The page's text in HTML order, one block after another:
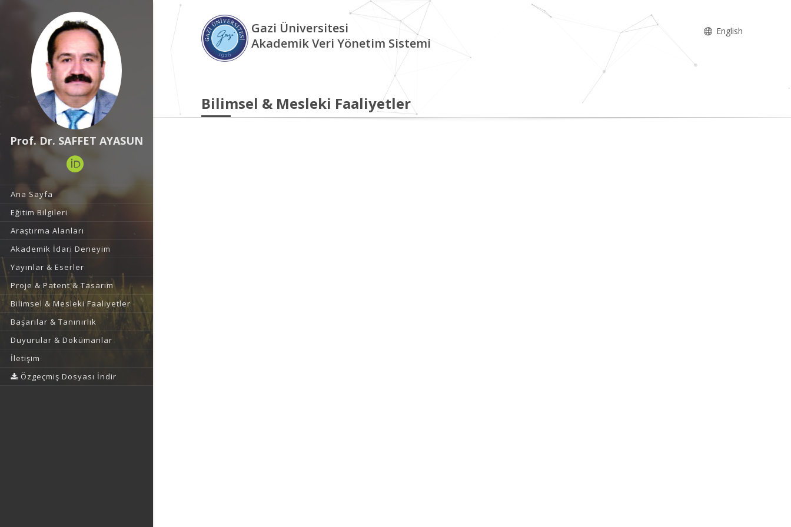
Prof. Dr. SAFFET AYASUN
Ana Sayfa
Eğitim Bilgileri
Araştırma Alanları
Akademik İdari Deneyim
Yayınlar & Eserler
Proje & Patent & Tasarım
Bilimsel & Mesleki Faaliyetler
Başarılar & Tanınırlık
Duyurular & Dokümanlar
İletişim
Özgeçmiş Dosyası İndir
Gazi Üniversitesi
Akademik Veri Yönetim Sistemi
English
Bilimsel & Mesleki Faaliyetler